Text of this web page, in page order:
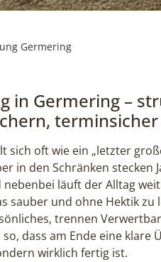
Germering
in Germering –
sich oft wie ein „letzter
in den Schränken stecken
läuft der Alltag
sauber und ohne Hektik zu
trennen
dass am Ende eine klare
wirklich fertig ist.